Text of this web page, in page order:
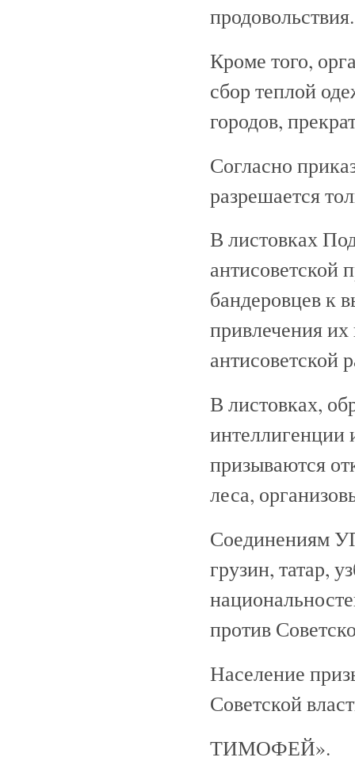
продовольствия.
Кроме того,
сбор теплой
городов,
Согласно
разрешается
В листовках
антисоветской
бандеровцев к
привлечения
антисоветской
В листовках,
интеллигенции
призываются
леса,
Соединениям
грузин, татар,
против
Население
Советской
ТИМОФЕЙ».